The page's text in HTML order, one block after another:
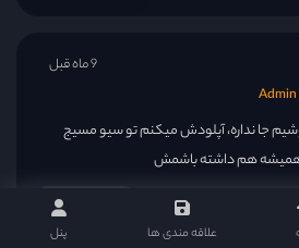
Admin
جا نداره، آپلودش میکنم تو سیو مسیج
همیشه هم داشته باشمش
0
9 ماه قبل
علاقه مندی ها پنل